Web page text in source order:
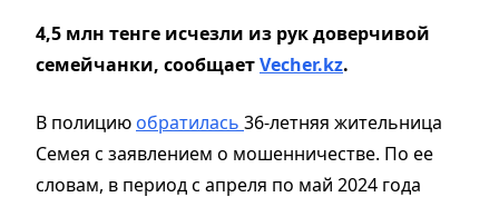
4,5 млн тенге исчезли из рук доверчивой
семейчанки, сообщаетVecher.kz.
В полицию обратилась 36-летняя жительница
Семея с заявлением о мошенничестве. По ее
словам, в период с апреля по май 2024 года